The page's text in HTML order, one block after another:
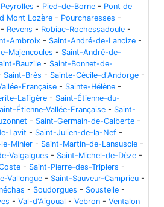
Peyrolles - Pied-de-Borne - Pont de
Mont Lozère - Pourcharesses -
- Revens - Robiac-Rochessadoule -
Ambroix - Saint-André-de-Lancize -
Majencoules - Saint-André-de-
Bauzile - Saint-Bonnet-de-
Saint-Brès - Sainte-Cécile-d'Andorge -
Française - Sainte-Hélène -
Lafigère - Saint-Étienne-du-
Étienne-Vallée-Française - Saint-
- Saint-Germain-de-Calberte -
Lavit - Saint-Julien-de-la-Nef -
Minier - Saint-Martin-de-Lansuscle -
Valgalgues - Saint-Michel-de-Dèze -
- Saint-Pierre-des-Tripiers -
Vallongue - Saint-Sauveur-Camprieu -
- Soudorgues - Soustelle -
- Val-d'Aigoual - Vebron - Ventalon